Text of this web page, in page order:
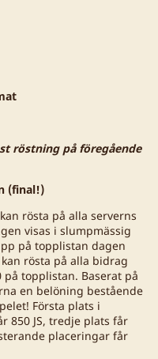
röstning på föregående
(final!)
rösta på alla serverns
visas i slumpmässig
på topplistan dagen
rösta på alla bidrag
topplistan. Baserat på
en belöning bestående
Första plats i
850 JS, tredje plats får
placeringar får